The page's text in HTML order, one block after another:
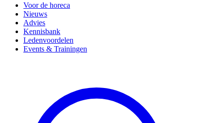
Voor de horeca
Nieuws
Advies
Kennisbank
Ledenvoordelen
Events & Trainingen